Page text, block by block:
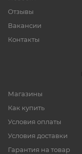
Отзывы
Вакансии
Контакты
Магазины
Как купить
Условия оплаты
Условия доставки
Гарантия на товар